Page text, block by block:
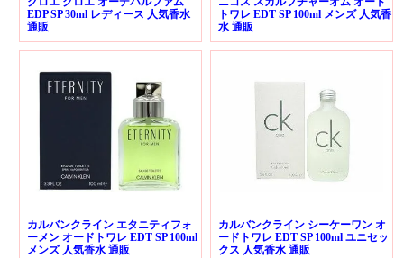
EDP SP 30ml レディース 人気香水
通販
トワレ EDT SP 100ml メンズ 人気香
水 通販
カルバンクライン エタニティフォ
ーメン オードトワレ EDT SP 100ml
メンズ 人気香水 通販
カルバンクライン シーケーワン オ
ードトワレ EDT SP 100ml ユニセッ
クス 人気香水 通販